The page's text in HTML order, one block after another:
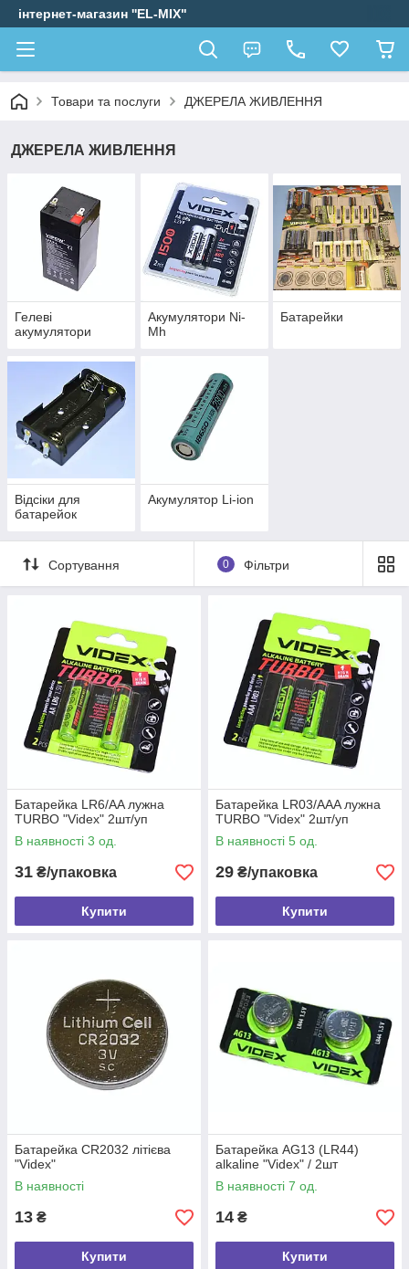
інтернет-магазин ''EL-MIX"
Товари та послуги ДЖЕРЕЛА ЖИВЛЕННЯ
ДЖЕРЕЛА ЖИВЛЕННЯ
Гелеві
акумулятори
Акумулятори Ni-
Mh
Батарейки
Відсіки для
батарейок
Акумулятор Li-ion
Сортування 0 Фільтри
Батарейка LR6/AA лужна
TURBO "Videx" 2шт/уп
В наявності 3 од.
31 ₴/упаковка
Купити
Батарейка LR03/AAA лужна
TURBO "Videx" 2шт/уп
В наявності 5 од.
29 ₴/упаковка
Купити
Батарейка CR2032 літієва
"Videx"
В наявності
13 ₴
Купити
Батарейка AG13 (LR44)
alkaline "Videx" / 2шт
В наявності 7 од.
14 ₴
Купити